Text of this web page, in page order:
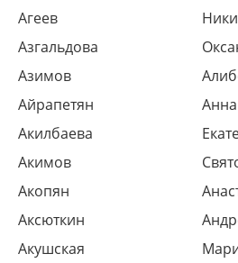
Агеев
Азгальдова
Азимов
Айрапетян
Анна
Акилбаева
Акимов
Акопян
Аксюткин
Акушская